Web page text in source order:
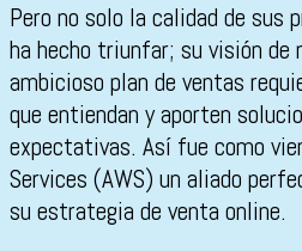
Pero no solo la calidad de sus
ha hecho triunfar; su visión de
ambicioso plan de ventas
que entiendan y aporten
expectativas. Así fue como
Services (AWS) un aliado
su estrategia de venta online.